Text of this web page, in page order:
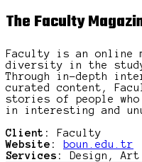
The Faculty
Faculty is an online
diversity in the
Through in-depth
curated content,
stories of people
in interesting and
Client:
Faculty
Website:
boun.edu.tr
Services:
Design,